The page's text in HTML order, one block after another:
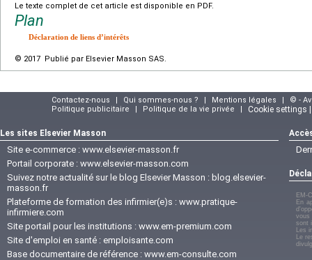
Le texte complet de cet article est disponible en PDF.
Plan
Déclaration de liens d’intérêts
© 2017 Publié par Elsevier Masson SAS.
Contactez-nous | Qui sommes-nous ? | Mentions légales |
© -
Politique publicitaire
| Politique de la vie privée | Cookie settings
Les sites Elsevier Masson
Site e-commerce : www.elsevier-masson.fr
Portail corporate : www.elsevier-masson.com
Suivez notre actualité sur le blog Elsevier Masson : blog.elsevier-
masson.fr
Plateforme de formation des infirmier(e)s : www.pratique-
infirmiere.com
Site portail pour les institutions : www.em-premium.com
Site d'emploi en santé : emploisante.com
Base documentaire de référence : www.em-consulte.com
EM-
En
vous
sont
Les
Le